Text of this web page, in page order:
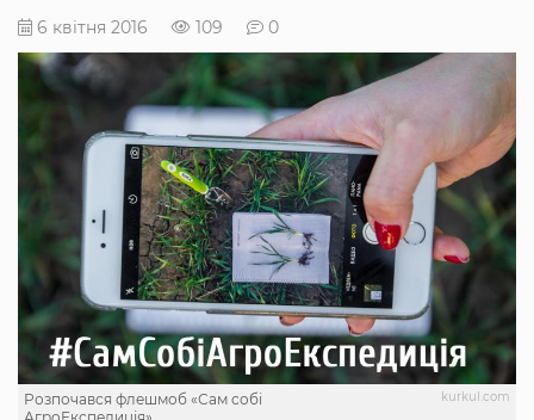
6 квітня 2016 109 0
kurkul.com
Розпочався флешмоб «Сам собі